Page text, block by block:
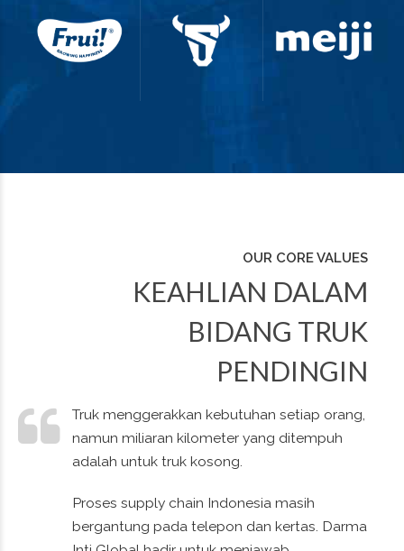
OUR CORE VALUES
KEAHLIAN DALAM
BIDANG TRUK
PENDINGIN
Truk menggerakkan kebutuhan setiap orang,
namun miliaran kilometer yang ditempuh
adalah untuk truk kosong.
Proses supply chain Indonesia masih
bergantung pada telepon dan kertas. Darma
0
1
0
1
0
11